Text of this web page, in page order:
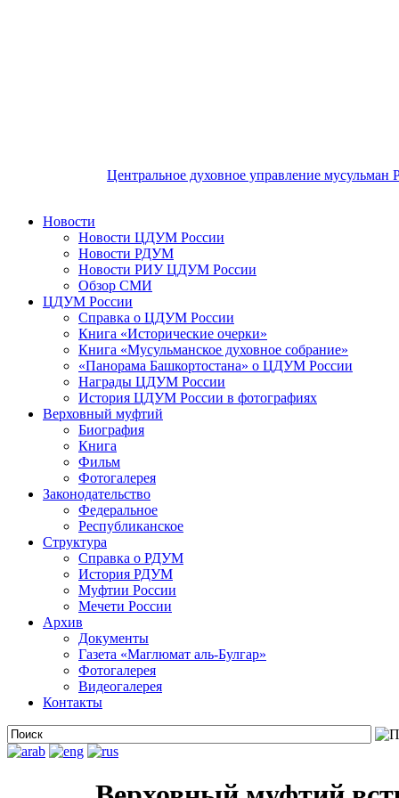
Центральное духовное управление мусульман
Новости
Новости ЦДУМ России
Новости РДУМ
Новости РИУ ЦДУМ России
Обзор СМИ
ЦДУМ России
Справка о ЦДУМ России
Книга «Исторические очерки»
Книга «Мусульманское духовное собрание»
«Панорама Башкортостана» о ЦДУМ России
Награды ЦДУМ России
История ЦДУМ России в фотографиях
Верховный муфтий
Биография
Книга
Фильм
Фотогалерея
Законодательство
Федеральное
Республиканское
Структура
Справка о РДУМ
История РДУМ
Муфтии России
Мечети России
Архив
Документы
Газета «Маглюмат аль-Булгар»
Фотогалерея
Видеогалерея
Контакты